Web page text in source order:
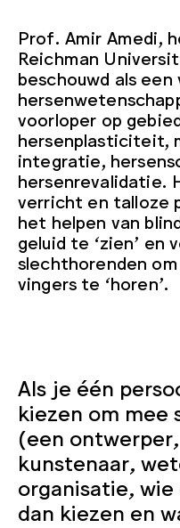
Prof. Amir Amedi,
Reichman
beschouwd als
voorloper op
hersenplasticiteit,
integratie,
hersenrevalidatie.
verricht en talloze
het helpen van
geluid te ‘zien’ en
slechthorenden
vingers te ‘horen’.
Als je één
kiezen om mee
(een
kunstenaar,
organisatie,
dan kiezen en